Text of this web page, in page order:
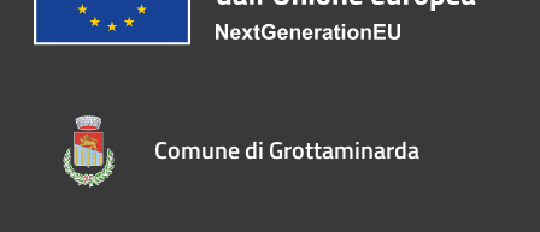
Comune di Grottaminarda